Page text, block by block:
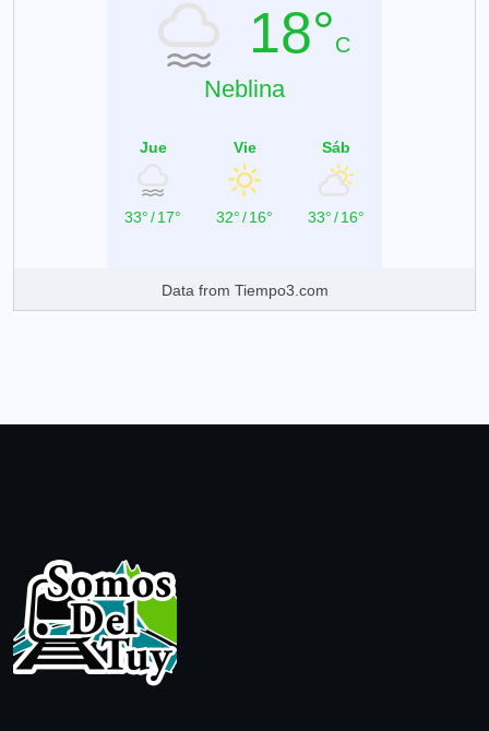
18°C
Neblina
Jue
33°/17°
Vie
32°/16°
Sáb
33°/16°
Data from Tiempo3.com